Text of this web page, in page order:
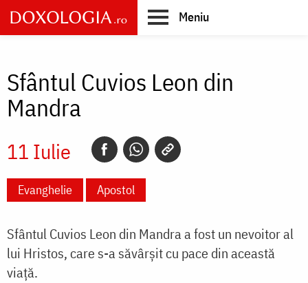
Skip
to
main
Meniu
Sfântul Cuvios Leon din
Mandra
11 Iulie
Evanghelie Apostol
Sfântul Cuvios Leon din Mandra a fost un nevoitor al
lui Hristos, care s-a săvârșit cu pace din această
viață.